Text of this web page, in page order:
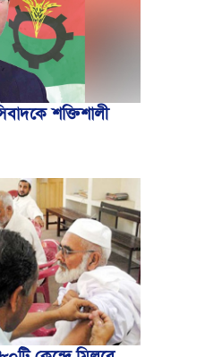
শক্তিশালী